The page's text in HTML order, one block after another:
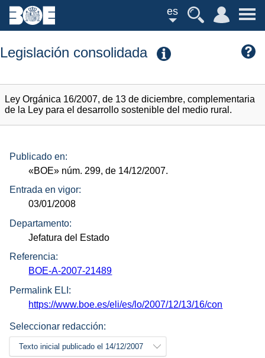
es
Legislación consolidada
Ley Orgánica 16/2007, de 13 de diciembre, complementaria
de la Ley para el desarrollo sostenible del medio rural.
Publicado en:
«BOE» núm. 299, de 14/12/2007.
Entrada en vigor:
03/01/2008
Departamento:
Jefatura del Estado
Referencia:
BOE-A-2007-21489
Permalink ELI:
https://www.boe.es/eli/es/lo/2007/12/13/16/con
Seleccionar redacción:
Texto inicial publicado el 14/12/2007